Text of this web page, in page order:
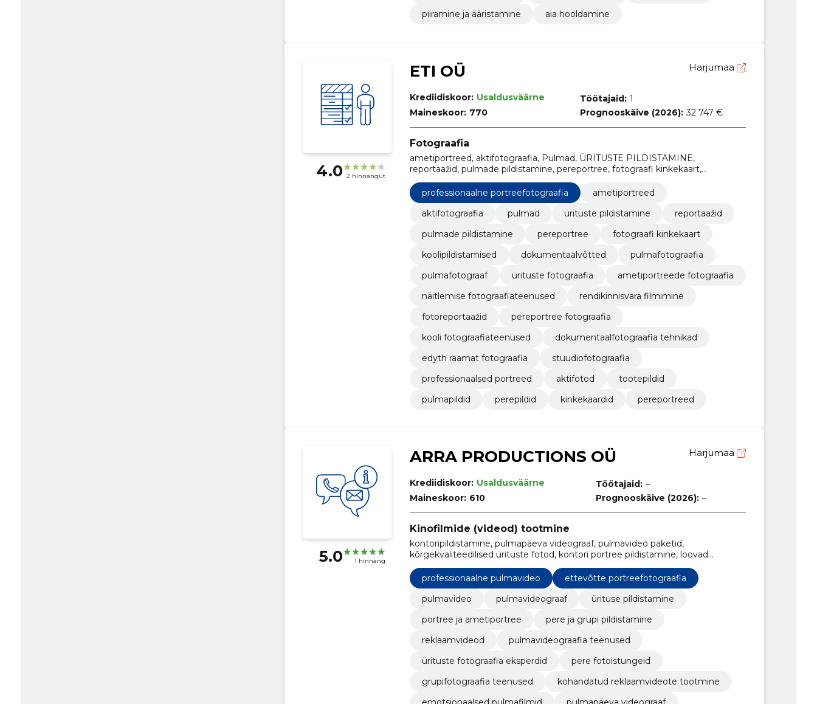
piiramine ja ääristamine
aia hooldamine
4.0 2 hinnangut
ETI OÜ Harjumaa
Krediidiskoor: Usaldusväärne
Maineskoor: 770
Töötajaid: 1
Prognooskäive (2026): 32 747 €
Fotograafia
ametiportreed, aktifotograafia, Pulmad, ÜRITUSTE PILDISTAMINE,
reportaažid, pulmade pildistamine, pereportree, fotograafi kinkekaart,
koolipildistamised, dokumentaalvõtted
professionaalne portreefotograafia
ametiportreed
aktifotograafia
pulmad ürituste pildistamine
reportaažid
pulmade pildistamine
pereportree
fotograafi kinkekaart
koolipildistamised
dokumentaalvõtted
pulmafotograafia
pulmafotograaf
ürituste fotograafia
ametiportreede fotograafia
näitlemise fotograafiateenused
rendikinnisvara filmimine
fotoreportaažid
pereportree fotograafia
kooli fotograafiateenused
dokumentaalfotograafia tehnikad
edyth raamat fotograafia
stuudiofotograafia
professionaalsed portreed
aktifotod
tootepildid
pulmapildid
perepildid kinkekaardid pereportreed
5.0 1 hinnang
ARRA PRODUCTIONS OÜ Harjumaa
Krediidiskoor: Usaldusväärne
Maineskoor: 610
Töötajaid: –
Prognooskäive (2026): –
Kinofilmide (videod) tootmine
kontoripildistamine, pulmapäeva videograaf, pulmavideo paketid,
kõrgekvaliteedilised ürituste fotod, kontori portree pildistamine, loovad
reklaamvideod, pulmamälestuste video, ürituse fotograafia, pere- ja grupi
pildistamine, portree ja kontoriportree
professionaalne pulmavideo
ettevõtte portreefotograafia
pulmavideo
pulmavideograaf
ürituse pildistamine
portree ja ametiportree
pere ja grupi pildistamine
reklaamvideod
pulmavideograafia teenused
ürituste fotograafia eksperdid
pere fotoistungeid
grupifotograafia teenused
kohandatud reklaamvideote tootmine